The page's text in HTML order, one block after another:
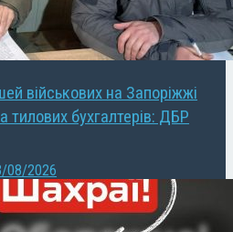
військових на Запоріжжі
тилових бухгалтерів: ДБР
08/2026